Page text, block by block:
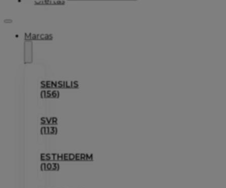
Marcas
SENSILIS
(156)
SVR
(113)
ESTHEDERM
(103)